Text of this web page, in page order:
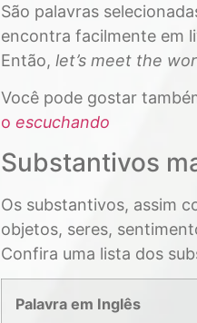
São palavras
encontra facilmente em
Então, let’s meet the
Você pode gostar
o escuchando
Substantivos
Os substantivos, assim
objetos, seres,
Confira uma lista dos
Palavra em Inglês